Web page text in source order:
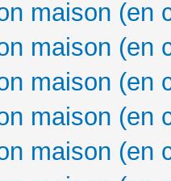
maison (en
maison (en
maison (en
maison (en
maison (en